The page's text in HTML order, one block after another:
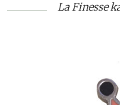
La Finesse